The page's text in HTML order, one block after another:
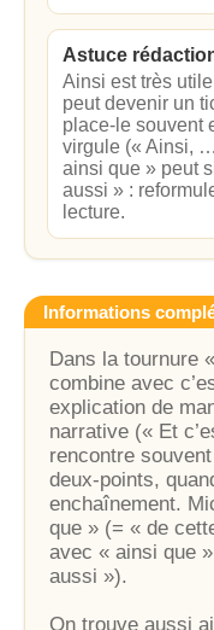
Astuce
Ainsi est très
peut devenir un
place-le souvent
virgule (« Ainsi,
ainsi que » peut
aussi » :
lecture.
Informations
Dans la tournure
combine avec
explication de
narrative (« Et
rencontre
deux-points,
enchaînement.
que » (= « de
avec « ainsi que
aussi »).
On trouve aussi